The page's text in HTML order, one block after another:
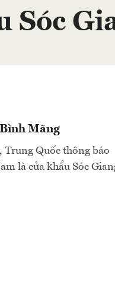
Sóc
Mãng
Trung Quốc thông báo
là cửa khẩu Sóc